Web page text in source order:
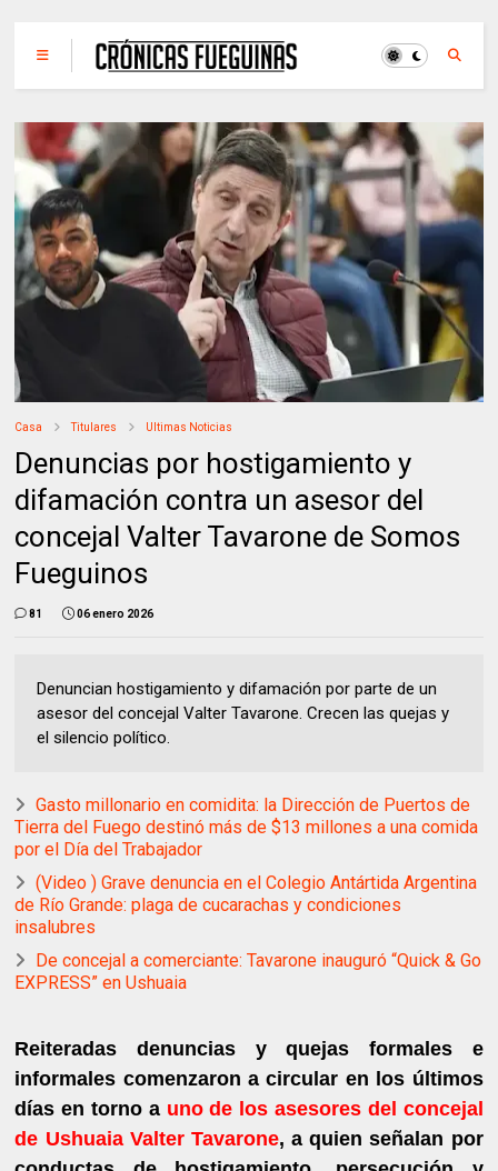
Casa Titulares Ultimas Noticias
Denuncias por hostigamiento y
difamación contra un asesor del
concejal Valter Tavarone de Somos
Fueguinos
81 06 enero 2026
Denuncian hostigamiento y difamación por parte de un
asesor del concejal Valter Tavarone. Crecen las quejas y
el silencio político.
Gasto millonario en comidita: la Dirección de Puertos de
Tierra del Fuego destinó más de $13 millones a una comida
por el Día del Trabajador
(Video ) Grave denuncia en el Colegio Antártida Argentina
de Río Grande: plaga de cucarachas y condiciones
insalubres
De concejal a comerciante: Tavarone inauguró “Quick & Go
EXPRESS” en Ushuaia
Reiteradas denuncias y quejas formales e
informales comenzaron a circular en los últimos
días en torno a uno de los asesores del concejal
de Ushuaia Valter Tavarone, a quien señalan por